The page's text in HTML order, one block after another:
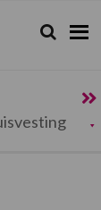
Zoeken...
Zoek